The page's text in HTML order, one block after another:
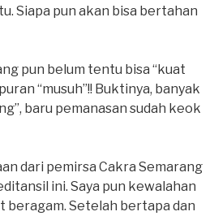
Siapa pun akan bisa bertahan
pun belum tentu bisa “kuat
“musuh”!! Buktinya, banyak
baru pemanasan sudah keok
dari pemirsa Cakra Semarang
ini. Saya pun kewalahan
beragam. Setelah bertapa dan